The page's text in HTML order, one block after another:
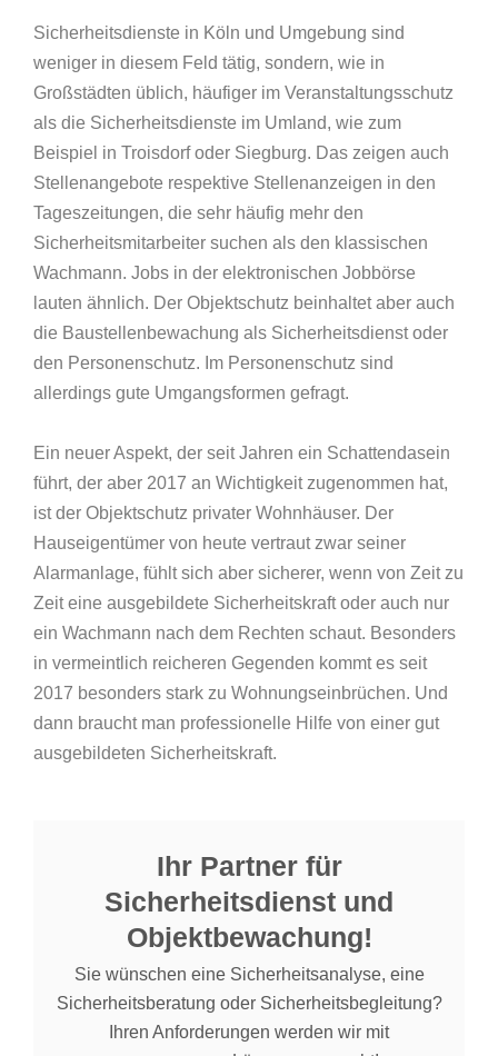
Sicherheitsdienste in Köln und Umgebung sind
weniger in diesem Feld tätig, sondern, wie in
Großstädten üblich, häufiger im Veranstaltungsschutz
als die Sicherheitsdienste im Umland, wie zum
Beispiel in Troisdorf oder Siegburg. Das zeigen auch
Stellenangebote respektive Stellenanzeigen in den
Tageszeitungen, die sehr häufig mehr den
Sicherheitsmitarbeiter suchen als den klassischen
Wachmann. Jobs in der elektronischen Jobbörse
lauten ähnlich. Der Objektschutz beinhaltet aber auch
die Baustellenbewachung als Sicherheitsdienst oder
den Personenschutz. Im Personenschutz sind
allerdings gute Umgangsformen gefragt.
Ein neuer Aspekt, der seit Jahren ein Schattendasein
führt, der aber 2017 an Wichtigkeit zugenommen hat,
ist der Objektschutz privater Wohnhäuser. Der
Hauseigentümer von heute vertraut zwar seiner
Alarmanlage, fühlt sich aber sicherer, wenn von Zeit zu
Zeit eine ausgebildete Sicherheitskraft oder auch nur
ein Wachmann nach dem Rechten schaut. Besonders
in vermeintlich reicheren Gegenden kommt es seit
2017 besonders stark zu Wohnungseinbrüchen. Und
dann braucht man professionelle Hilfe von einer gut
ausgebildeten Sicherheitskraft.
Ihr Partner für
Sicherheitsdienst und
Objektbewachung!
Sie wünschen eine Sicherheitsanalyse, eine
Sicherheitsberatung oder Sicherheitsbegleitung?
Ihren Anforderungen werden wir mit